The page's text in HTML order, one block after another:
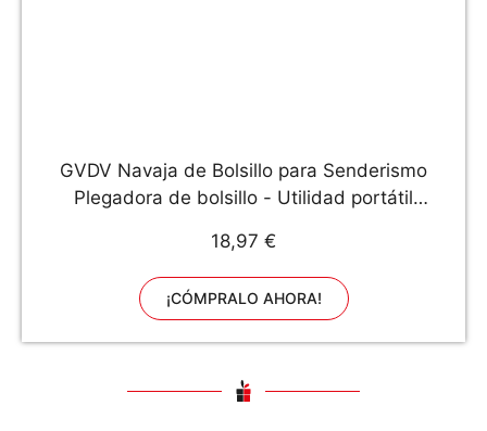
GVDV Navaja de Bolsillo para Senderismo
Plegadora de bolsillo - Utilidad portátil
7Cr17 con piedra para afilar cuchillos
18,97 €
¡CÓMPRALO AHORA!